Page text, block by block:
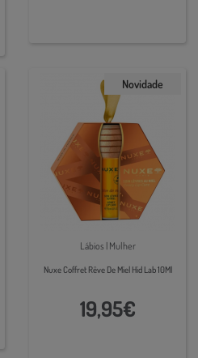
Novidade
Lábios | Mulher
Nuxe Coffret Rêve De Miel Hid Lab 10Ml
19,95€